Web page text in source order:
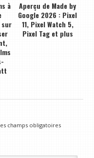
à
Aperçu de Made by
Google 2026 : Pixel
11, Pixel Watch 5,
Pixel Tag et plus
champs obligatoires